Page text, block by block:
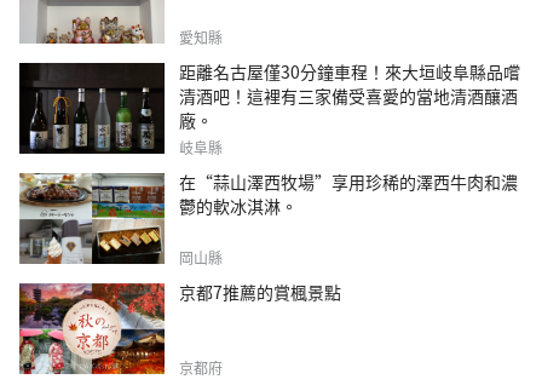
愛知縣
距離名古屋僅30分鐘車程！來大垣岐阜縣品嚐
清酒吧！這裡有三家備受喜愛的當地清酒釀酒
廠。
岐阜縣
在“蒜山澤西牧場”享用珍稀的澤西牛肉和濃
鬱的軟冰淇淋。
岡山縣
京都7推薦的賞楓景點
京都府